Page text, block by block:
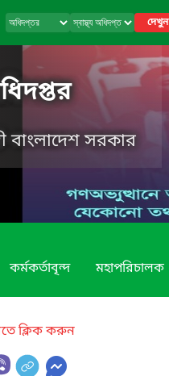
দেখুন
বাংলাদেশ সরকার
কর্মকর্তাবৃন্দ মহাপরিচালক
ক্লিক করুন